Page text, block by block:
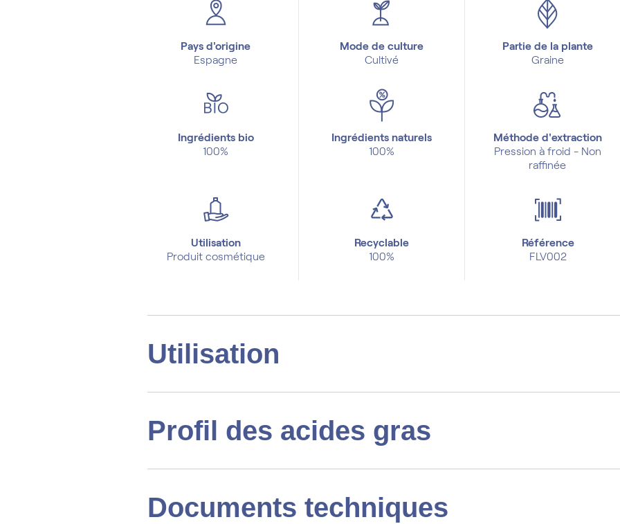
Pays d'origine
Espagne
Mode de culture
Cultivé
Partie de la plante
Graine
Ingrédients bio
100%
Ingrédients naturels
100%
Méthode d'extraction
Pression à froid - Non
raffinée
Utilisation
Produit cosmétique
Recyclable
100%
Référence
FLV002
Utilisation
Profil des acides gras
Documents techniques